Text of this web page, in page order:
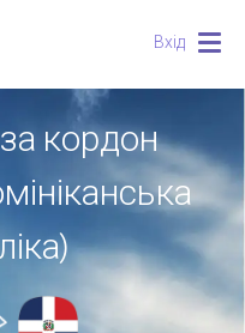
Вхід
кордон